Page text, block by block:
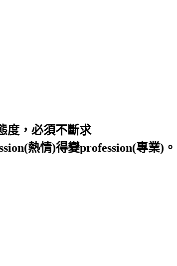
度，必須不斷求
profession(專業)。